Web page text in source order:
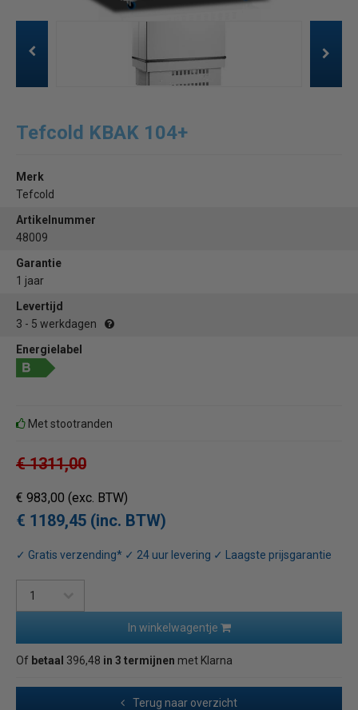
Tefcold KBAK 104+
Merk
Tefcold
Artikelnummer
48009
Garantie
1 jaar
Levertijd
3 - 5 werkdagen
Energielabel
Met stootranden
€ 1311,00
€ 983,00 (exc. BTW)
€ 1189,45 (inc. BTW)
✓ Gratis verzending* ✓ 24 uur levering ✓ Laagste prijsgarantie
In winkelwagentje
Of betaal 396,48 in 3 termijnen met Klarna
Terug naar overzicht